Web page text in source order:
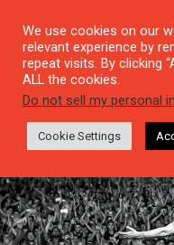
We use cookies on our
relevant experience by
repeat visits. By clicking
ALL the cookies.
Do not sell my personal
Cookie Settings